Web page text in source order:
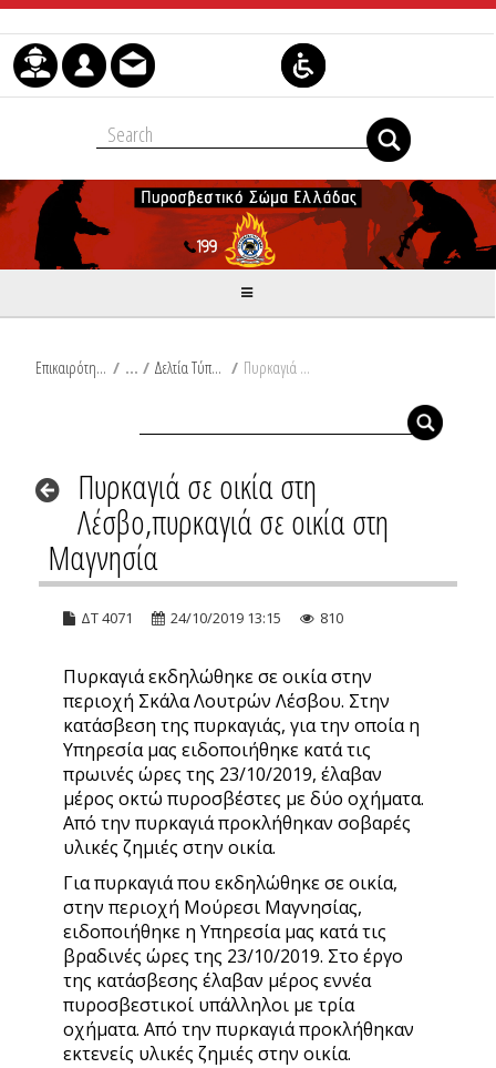
Skip to Content
Επικαιρότητα / Δελτία Τύπου / Πυρκαγιά σε οικία στη Λέσβο,πυρκαγιά σε οικία στη Μαγνησία
Πυρκαγιά σε οικία στη
Λέσβο,πυρκαγιά σε οικία στη
Μαγνησία
ΔΤ 4071 24/10/2019 13:15 810
Πυρκαγιά εκδηλώθηκε σε οικία στην
περιοχή Σκάλα Λουτρών Λέσβου. Στην
κατάσβεση της πυρκαγιάς, για την οποία η
Υπηρεσία μας ειδοποιήθηκε κατά τις
πρωινές ώρες της 23/10/2019, έλαβαν
μέρος οκτώ πυροσβέστες με δύο οχήματα.
Από την πυρκαγιά προκλήθηκαν σοβαρές
υλικές ζημιές στην οικία.
Για πυρκαγιά που εκδηλώθηκε σε οικία,
στην περιοχή Μούρεσι Μαγνησίας,
ειδοποιήθηκε η Υπηρεσία μας κατά τις
βραδινές ώρες της 23/10/2019. Στο έργο
της κατάσβεσης έλαβαν μέρος εννέα
πυροσβεστικοί υπάλληλοι με τρία
οχήματα. Από την πυρκαγιά προκλήθηκαν
εκτενείς υλικές ζημιές στην οικία.